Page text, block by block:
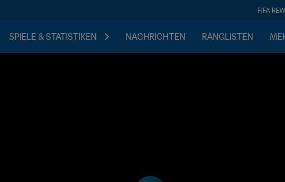
FIFA
SPIELE & STATISTIKEN NACHRICHTEN RANGLISTEN